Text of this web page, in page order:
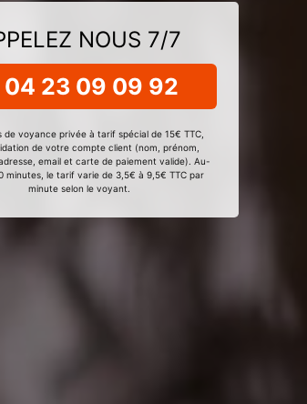
NOUS 7/7
23 09 09 92
de voyance privée à tarif spécial de 15€ TTC,
de votre compte client (nom, prénom,
email et carte de paiement valide). Au-
minutes, le tarif varie de 3,5€ à 9,5€ TTC par
minute selon le voyant.